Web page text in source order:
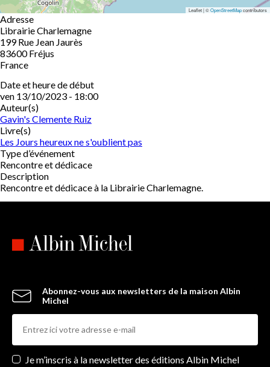
Leaflet | ©OpenStreetMapcontributors
Adresse
Librairie Charlemagne
199 Rue Jean Jaurès
83600 Fréjus
France
Date et heure de début
ven 13/10/2023 - 18:00
Auteur(s)
Gavin's Clemente Ruiz
Livre(s)
Les Jours heureux ne s'oublient pas
Type d’événement
Rencontre et dédicace
Description
Rencontre et dédicace à la Librairie Charlemagne.
Abonnez-vous aux newsletters de la maison Albin
Michel
Newsletters
Je m’inscris à la newsletter des éditions Albin Michel